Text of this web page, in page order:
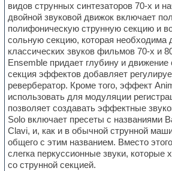
видов струнных синтезаторов 70-х и
двойной звуковой движок включает
полифоническую струнную секцию и
сольную секцию, которая необходима
классических звуков фильмов 70-х и
Ensemble придает глубину и движение
секция эффектов добавляет
ревербератор. Кроме того, эффект
использовать для модуляции
позволяет создавать эффектные
Solo включает пресеты с названиями
Clavi, и, как и в обычной струнной
общего с этим названием. Вместо
слегка перкуссионные звуки, которые
со струнной секцией.